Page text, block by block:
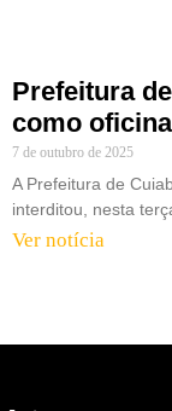
Prefeitura
como
7 de outubro de 2025
A Prefeitura de
interditou, nesta
Ver notícia